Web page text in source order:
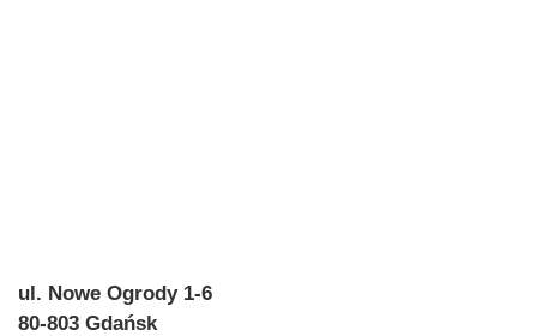
ul. Nowe Ogrody 1-6
80-803 Gdańsk